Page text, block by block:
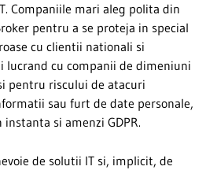
Companiile mari aleg polita din
pentru a se proteja in special
cu clientii nationali si
lucrand cu companii de dimeniuni
pentru riscului de atacuri
sau furt de date personale,
si amenzi GDPR.
de solutii IT si, implicit, de